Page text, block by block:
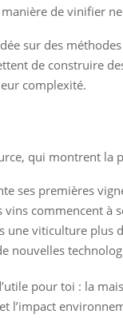
de vinifier
sur des
de construire
complexité.
qui montrent la
ses premières
vins commencent à
une viticulture plus
nouvelles
pour toi : la
l’impact